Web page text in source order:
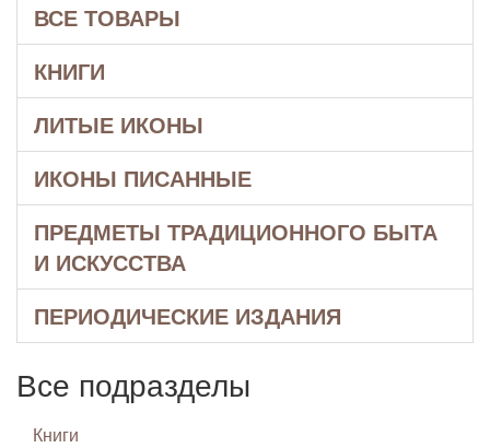
ВСЕ ТОВАРЫ
КНИГИ
ЛИТЫЕ ИКОНЫ
ИКОНЫ ПИСАННЫЕ
ПРЕДМЕТЫ ТРАДИЦИОННОГО БЫТА
И ИСКУССТВА
ПЕРИОДИЧЕСКИЕ ИЗДАНИЯ
Все подразделы
Книги